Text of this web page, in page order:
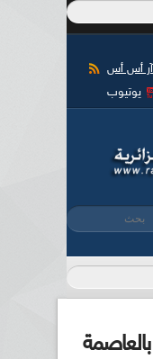
آر أس أس
يوتيوب
البحث ‏بحث ‏